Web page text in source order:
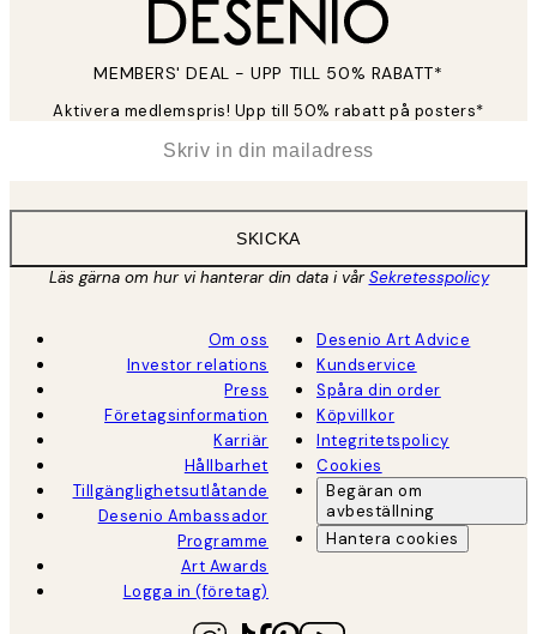
MEMBERS' DEAL - UPP TILL 50% RABATT*
Aktivera medlemspris! Upp till 50% rabatt på posters*
SKICKA
Läs gärna om hur vi hanterar din data i vårSekretesspolicy
Om oss
Investor relations
Press
Företagsinformation
Karriär
Hållbarhet
Tillgänglighetsutlåtande
Desenio Ambassador
Programme
Art Awards
Logga in (företag)
Desenio Art Advice
Kundservice
Spåra din order
Köpvillkor
Integritetspolicy
Cookies
Begäran om
avbeställning
Hantera cookies